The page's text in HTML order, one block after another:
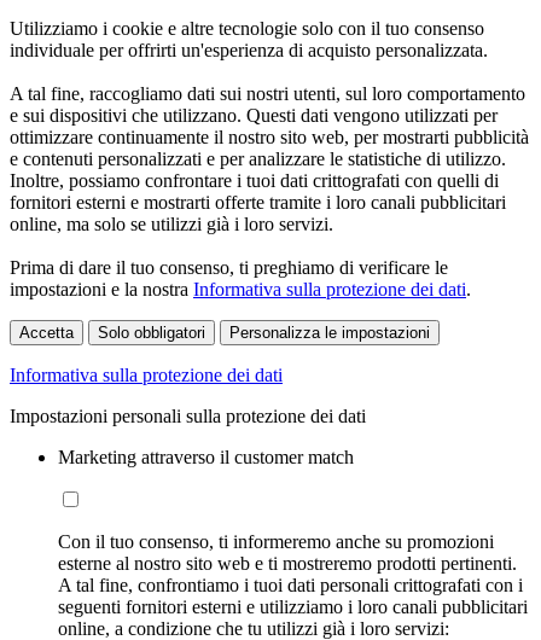
Utilizziamo i cookie e altre tecnologie solo con il tuo consenso
individuale per offrirti un'esperienza di acquisto personalizzata.
A tal fine, raccogliamo dati sui nostri utenti, sul loro comportamento
e sui dispositivi che utilizzano. Questi dati vengono utilizzati per
ottimizzare continuamente il nostro sito web, per mostrarti pubblicità
e contenuti personalizzati e per analizzare le statistiche di utilizzo.
Inoltre, possiamo confrontare i tuoi dati crittografati con quelli di
fornitori esterni e mostrarti offerte tramite i loro canali pubblicitari
online, ma solo se utilizzi già i loro servizi.
Prima di dare il tuo consenso, ti preghiamo di verificare le
impostazioni e la nostra Informativa sulla protezione dei dati.
Accetta Solo obbligatori Personalizza le impostazioni
Informativa sulla protezione dei dati
Impostazioni personali sulla protezione dei dati
Marketing attraverso il customer match
Con il tuo consenso, ti informeremo anche su promozioni
esterne al nostro sito web e ti mostreremo prodotti pertinenti.
A tal fine, confrontiamo i tuoi dati personali crittografati con i
seguenti fornitori esterni e utilizziamo i loro canali pubblicitari
online, a condizione che tu utilizzi già i loro servizi: